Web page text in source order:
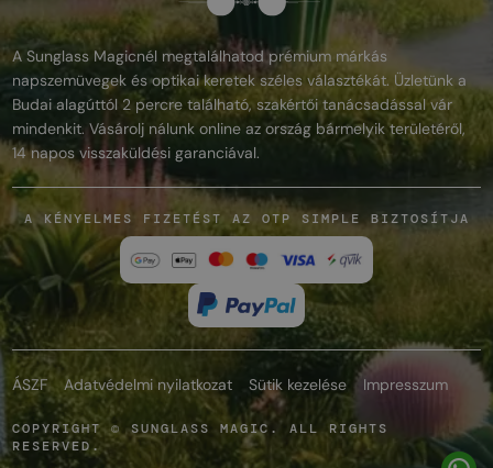
A Sunglass Magicnél megtalálhatod prémium márkás
napszemüvegek és optikai keretek széles választékát. Üzletünk a
Budai alagúttól 2 percre található, szakértői tanácsadással vár
mindenkit. Vásárolj nálunk online az ország bármelyik területéről,
14 napos visszaküldési garanciával.
A KÉNYELMES FIZETÉST AZ OTP SIMPLE BIZTOSÍTJA
ÁSZF Adatvédelmi nyilatkozat Sütik kezelése Impresszum
COPYRIGHT © SUNGLASS MAGIC. ALL RIGHTS
RESERVED.